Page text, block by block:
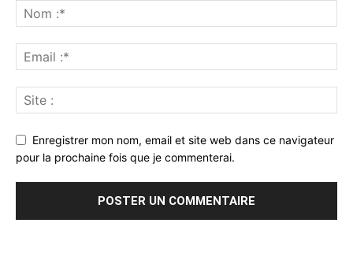
Enregistrer mon nom, email et site web dans ce navigateur
pour la prochaine fois que je commenterai.